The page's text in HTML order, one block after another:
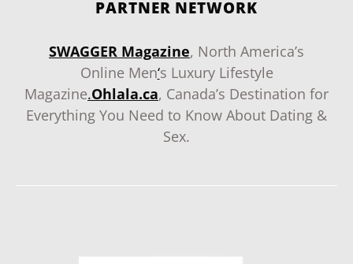
PARTNER NETWORK
SWAGGER Magazine, North America’s
Online Men‘s Luxury Lifestyle
Magazine.Ohlala.ca, Canada’s Destination for
Everything You Need to Know About Dating &
Sex.